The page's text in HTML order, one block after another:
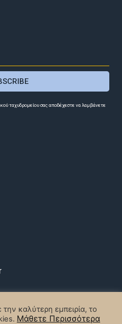
ταχυδρομείου σας αποδέχεστε να λαμβάνετε
reserved.
Creative Studios.
καλύτερη εμπειρία, το
Μάθετε Περισσότερα